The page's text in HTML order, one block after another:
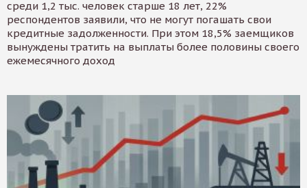
среди 1,2 тыс. человек старше 18 лет, 22%
респондентов заявили, что не могут погашать свои
кредитные задолженности. При этом 18,5% заемщиков
вынуждены тратить на выплаты более половины своего
ежемесячного доход